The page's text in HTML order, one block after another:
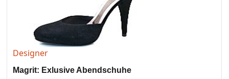
Designer
Magrit: Exlusive Abendschuhe